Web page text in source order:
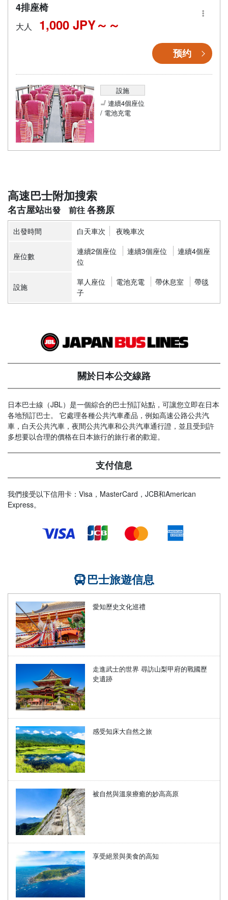
4排座椅
大人 1,000 JPY～
预约
設施
連續4個座位
/ 電池充電
高速巴士附加搜索
名古屋站 各務原
出發時間 白天車次 夜晚車次
座位數 連續2個座位 連續3個座位
連續4個座
位
設施 單人座位 電池充電 帶休息室
帶毯
子
關於日本公交線路
日本巴士線（JBL）是一個綜合的巴士預訂站點，可讓您立即在日本
各地預訂巴士。 它處理各種公共汽車產品，例如高速公路公共汽
車，白天公共汽車，夜間公共汽車和公共汽車通行證，並且受到許
多想要以合理的價格在日本旅行的旅行者的歡迎。
支付信息
我們接受以下信用卡：Visa，MasterCard，JCB和American
Express。
巴士旅遊信息
愛知歷史文化巡禮
走進武士的世界 尋訪山梨甲府的戰國歷
史遺跡
感受知床大自然之旅
被自然與溫泉療癒的妙高高原
享受絕景與美食的高知